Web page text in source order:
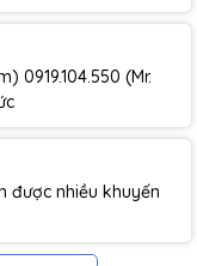
0919.104.550 (Mr.
được nhiều khuyến